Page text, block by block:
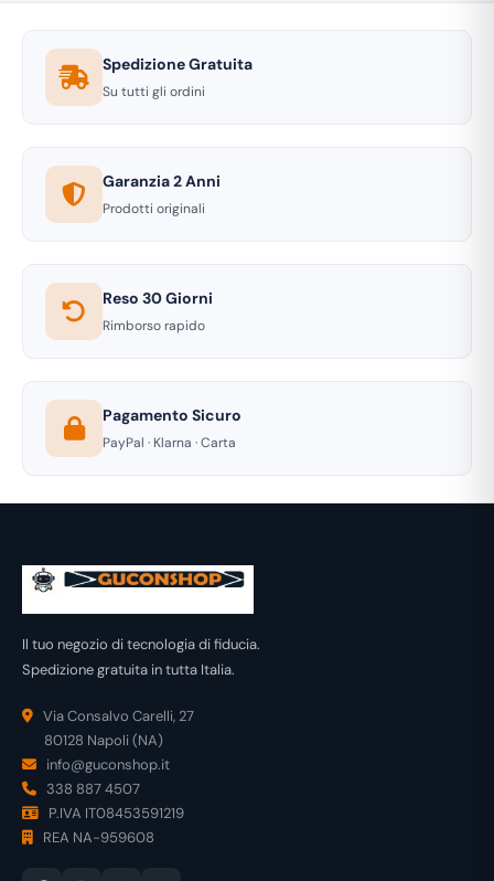
Spedizione Gratuita
Su tutti gli ordini
Garanzia 2 Anni
Prodotti originali
Reso 30 Giorni
Rimborso rapido
Pagamento Sicuro
PayPal · Klarna · Carta
Il tuo negozio di tecnologia di fiducia.
Spedizione gratuita in tutta Italia.
Via Consalvo Carelli, 27
80128 Napoli (NA)
info@guconshop.it
338 887 4507
P.IVA IT08453591219
REA NA-959608